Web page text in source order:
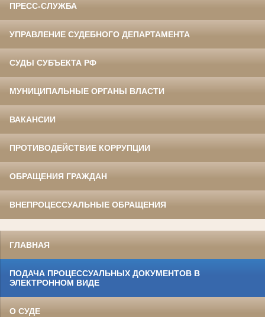
ПРЕСС-СЛУЖБА
УПРАВЛЕНИЕ СУДЕБНОГО ДЕПАРТАМЕНТА
СУДЫ СУБЪЕКТА РФ
МУНИЦИПАЛЬНЫЕ ОРГАНЫ ВЛАСТИ
ВАКАНСИИ
ПРОТИВОДЕЙСТВИЕ КОРРУПЦИИ
ОБРАЩЕНИЯ ГРАЖДАН
ВНЕПРОЦЕССУАЛЬНЫЕ ОБРАЩЕНИЯ
ГЛАВНАЯ
ПОДАЧА ПРОЦЕССУАЛЬНЫХ ДОКУМЕНТОВ В
ЭЛЕКТРОННОМ ВИДЕ
О СУДЕ